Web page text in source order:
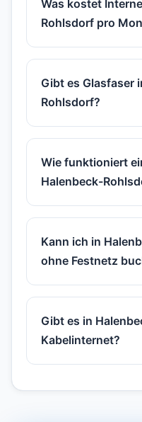
Was kostet
Rohlsdorf pro
Gibt es Glasfaser
Rohlsdorf?
Wie funktioniert
Halenbeck-
Kann ich in
ohne Festnetz
Gibt es in
Kabelinternet?